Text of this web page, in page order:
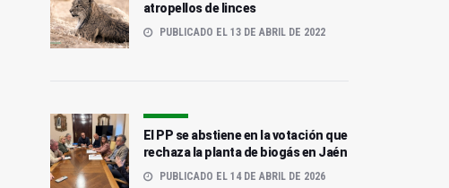
atropellos de linces
PUBLICADO EL 13 DE ABRIL DE 2022
El PP se abstiene en la votación que
rechaza la planta de biogás en Jaén
PUBLICADO EL 14 DE ABRIL DE 2026